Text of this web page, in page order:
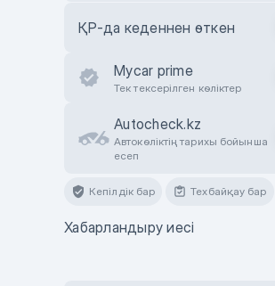
ҚР-да кеденнен өткен
Mycar prime
Тек тексерілген көліктер
Autocheck.kz
Автокөліктің тарихы бойынша
есеп
Кепілдік бар Техбайқау бар
Хабарландыру иесі